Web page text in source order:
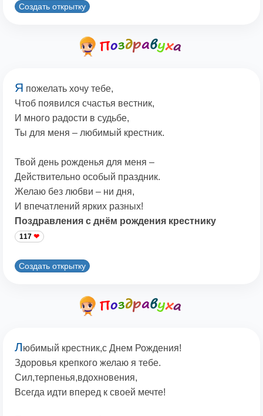
Создать открытку
Я пожелать хочу тебе,
Чтоб появился счастья вестник,
И много радости в судьбе,
Ты для меня – любимый крестник.
Твой день рожденья для меня –
Действительно особый праздник.
Желаю без любви – ни дня,
И впечатлений ярких разных!
Поздравления с днём рождения крестнику
117
Создать открытку
Любимый крестник,с Днем Рождения!
Здоровья крепкого желаю я тебе.
Сил,терпенья,вдохновения,
Всегда идти вперед к своей мечте!